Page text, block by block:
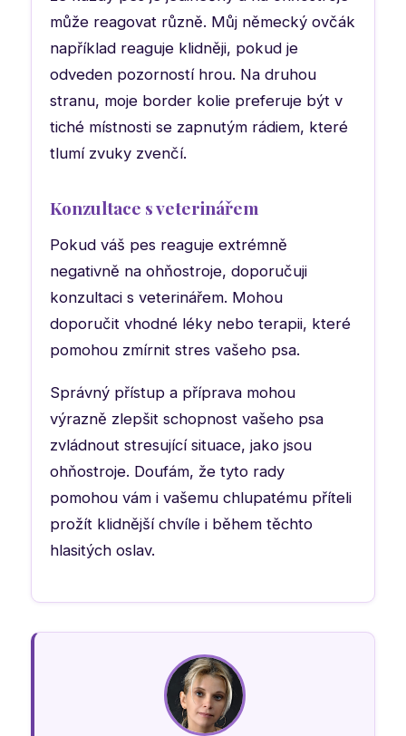
může reagovat různě. Můj německý ovčák
například reaguje klidněji, pokud je
odveden pozorností hrou. Na druhou
stranu, moje border kolie preferuje být v
tiché místnosti se zapnutým rádiem, které
tlumí zvuky zvenčí.
Konzultace s veterinářem
Pokud váš pes reaguje extrémně
negativně na ohňostroje, doporučuji
konzultaci s veterinářem. Mohou
doporučit vhodné léky nebo terapii, které
pomohou zmírnit stres vašeho psa.
Správný přístup a příprava mohou
výrazně zlepšit schopnost vašeho psa
zvládnout stresující situace, jako jsou
ohňostroje. Doufám, že tyto rady
pomohou vám i vašemu chlupatému příteli
prožít klidnější chvíle i během těchto
hlasitých oslav.